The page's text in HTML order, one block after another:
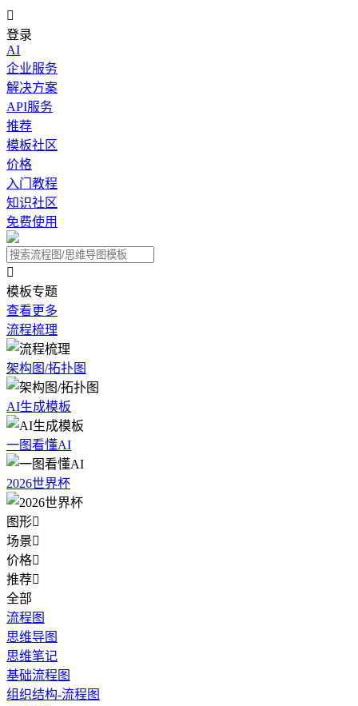

登录
AI
企业服务
解决方案
API服务
推荐
模板社区
价格
入门教程
知识社区
免费使用

模板专题
查看更多
流程梳理
架构图/拓扑图
AI生成模板
一图看懂AI
2026世界杯
图形
场景
价格
推荐
全部
流程图
思维导图
思维笔记
基础流程图
组织结构-流程图